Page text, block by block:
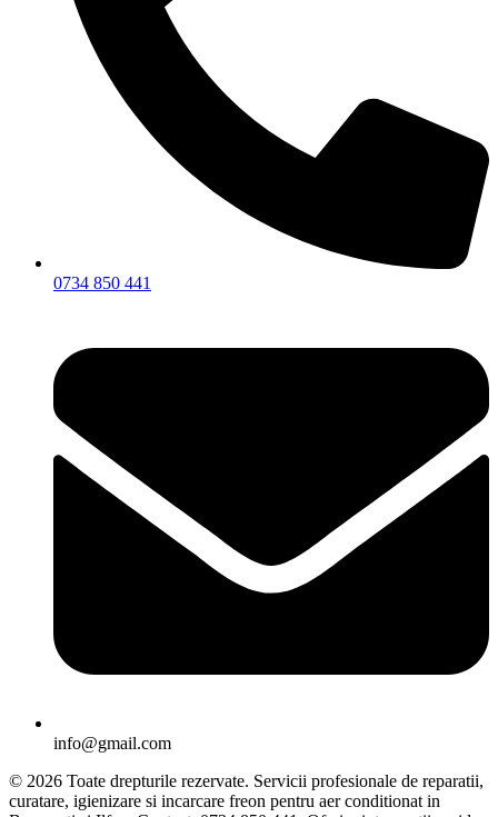
0734 850 441
info@gmail.com
© 2026 Toate drepturile rezervate. Servicii profesionale de reparatii,
curatare, igienizare si incarcare freon pentru aer conditionat in